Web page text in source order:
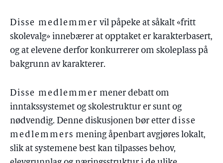
Disse medlemmer vil påpeke at såkalt «fritt
skolevalg» innebærer at opptaket er karakterbasert,
og at elevene derfor konkurrerer om skoleplass på
bakgrunn av karakterer.
Disse medlemmer mener debatt om
inntakssystemet og skolestruktur er sunt og
nødvendig. Denne diskusjonen bør etter disse
medlemmers mening åpenbart avgjøres lokalt,
slik at systemene best kan tilpasses behov,